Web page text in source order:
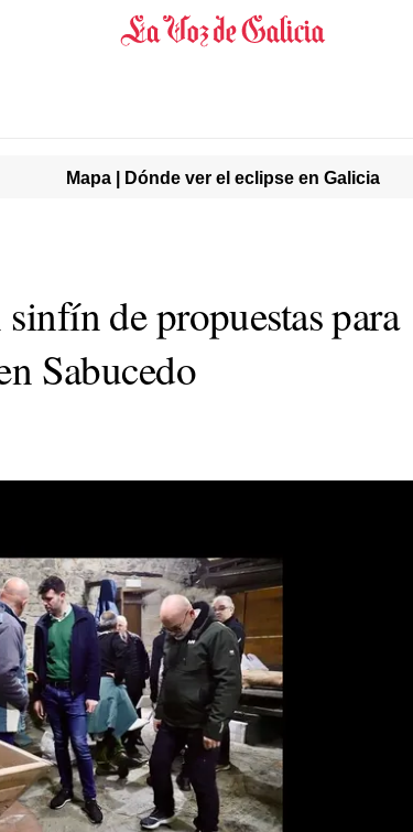
Mapa | Dónde ver el eclipse en Galicia
de propuestas para
Sabucedo